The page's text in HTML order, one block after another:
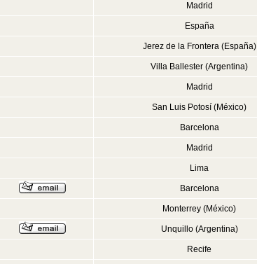
Madrid
España
Jerez de la Frontera (España)
Villa Ballester (Argentina)
Madrid
San Luis Potosí (México)
Barcelona
Madrid
Lima
Barcelona
Monterrey (México)
Unquillo (Argentina)
Recife